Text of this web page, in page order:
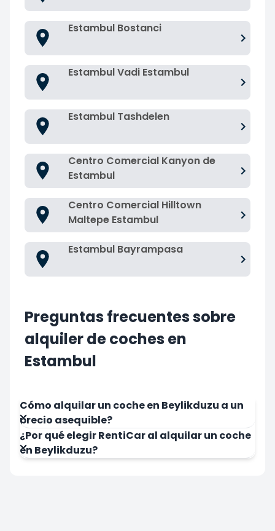
Estambul Bostanci
Estambul Vadi Estambul
Estambul Tashdelen
Centro Comercial Kanyon de
Estambul
Centro Comercial Hilltown
Maltepe Estambul
Estambul Bayrampasa
Preguntas frecuentes sobre
alquiler de coches en
Estambul
Cómo alquilar un coche en Beylikduzu a un
precio asequible?
¿Por qué elegir RentiCar al alquilar un coche
en Beylikduzu?